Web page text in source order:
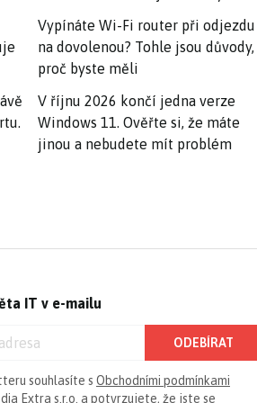
Vypínáte Wi-Fi router při odjezdu
na dovolenou? Tohle jsou důvody,
proč byste měli
V říjnu 2026 končí jedna verze
Windows 11. Ověřte si, že máte
jinou a nebudete mít problém
IT v e-mailu
ODEBÍRAT
souhlasíte s Obchodními podmínkami
Extra s.r.o. a potvrzujete, že jste se